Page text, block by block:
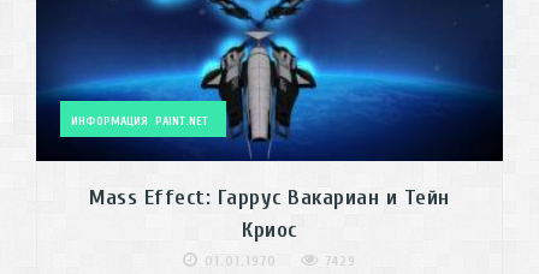
ИНФОРМАЦИЯ PAINT.NET
Mass Effect: Гаррус Вакариан и Тейн
Криос
01.01.1970 7429